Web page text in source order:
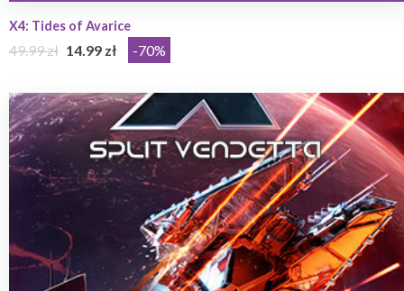
X4: Tides of Avarice
49.99 zł 14.99 zł -70%